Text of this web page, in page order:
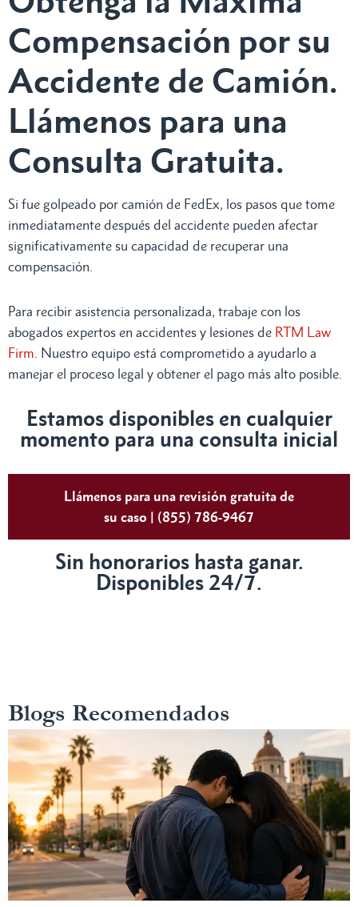
Compensación por su
Accidente de Camión.
Llámenos para una
Consulta Gratuita.
Si fue golpeado por camión de FedEx, los pasos que tome
inmediatamente después del accidente pueden afectar
significativamente su capacidad de recuperar una
compensación.
Para recibir asistencia personalizada, trabaje con los
abogados expertos en accidentes y lesiones de RTM Law
Firm . Nuestro equipo está comprometido a ayudarlo a
manejar el proceso legal y obtener el pago más alto posible.
Estamos disponibles en cualquier
momento para una consulta inicial
Llámenos para una revisión gratuita de
su caso | (855) 786-9467
Sin honorarios hasta ganar.
Disponibles 24/7.
Blogs Recomendados